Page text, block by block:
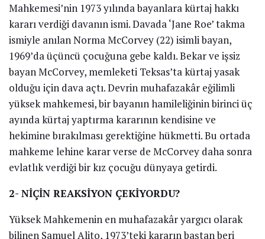
Mahkemesi’nin 1973 yılında bayanlara kürtaj hakkı
kararı verdiği davanın ismi. Davada ‘Jane Roe’ takma
ismiyle anılan Norma McCorvey (22) isimli bayan,
1969’da üçüncü çocuğuna gebe kaldı. Bekar ve işsiz
bayan McCorvey, memleketi Teksas’ta kürtaj yasak
olduğu için dava açtı. Devrin muhafazakâr eğilimli
yüksek mahkemesi, bir bayanın hamileliğinin birinci üç
ayında kürtaj yaptırma kararının kendisine ve
hekimine bırakılması gerektiğine hükmetti. Bu ortada
mahkeme lehine karar verse de McCorvey daha sonra
evlatlık verdiği bir kız çocuğu dünyaya getirdi.
2- NİÇİN REAKSİYON ÇEKİYORDU?
Yüksek Mahkemenin en muhafazakâr yargıcı olarak
bilinen Samuel Alito, 1973’teki kararın baştan beri